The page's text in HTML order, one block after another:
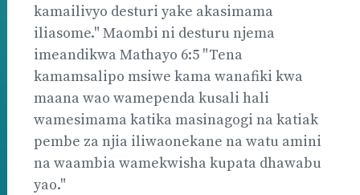
kamailivyo desturi yake akasimama
iliasome." Maombi ni desturu njema
imeandikwa Mathayo 6:5 "Tena
kamamsalipo msiwe kama wanafiki kwa
maana wao wamependa kusali hali
wamesimama katika masinagogi na katiak
pembe za njia iliwaonekane na watu amini
na waambia wamekwisha kupata dhawabu
yao."